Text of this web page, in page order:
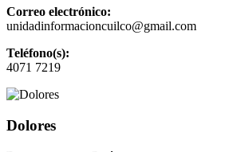
Correo electrónico:
unidadinformacioncuilco@gmail.com
Teléfono(s):
4071 7219
Dolores